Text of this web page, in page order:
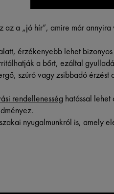
a „jó hír”, amire már annyira
érzékenyebb lehet
a bőrt, ezáltal
szúró vagy zsibbadó érzést
rendellenesség hatással lehet
nyugalmunkról is, amely